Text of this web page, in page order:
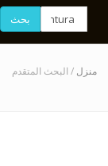
بحث
منزل / البحث المتقدم